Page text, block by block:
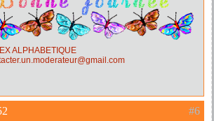
ALPHABETIQUE
#6